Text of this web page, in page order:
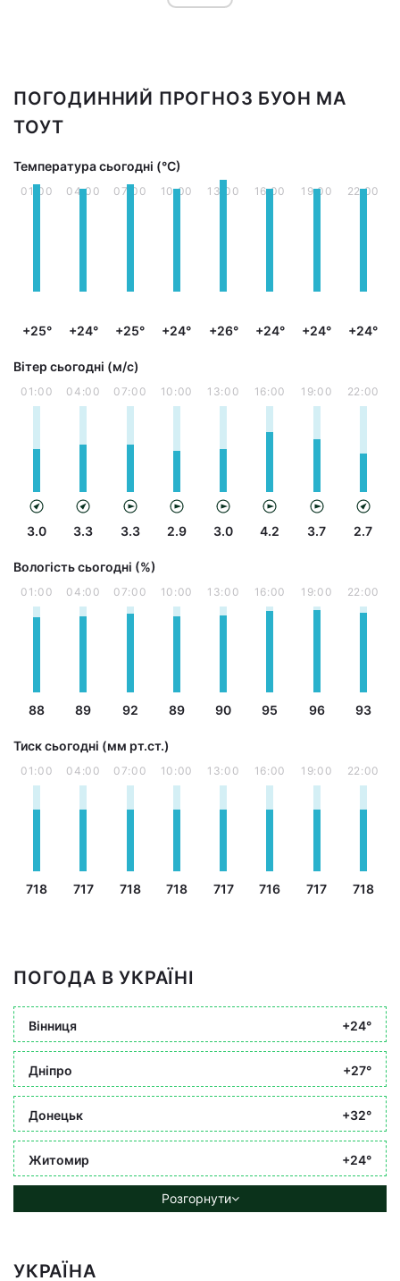
ПОГОДИННИЙ ПРОГНОЗ БУОН МА
ТОУТ
Температура сьогодні (°С)
01:00
+25°
04:00
+24°
07:00
+25°
10:00
+24°
13:00
+26°
16:00
+24°
19:00
+24°
22:00
+24°
Вітер сьогодні (м/с)
01:00
3.0
04:00
3.3
07:00
3.3
10:00
2.9
13:00
3.0
16:00
4.2
19:00
3.7
22:00
2.7
Вологість сьогодні (%)
01:00
88
04:00
89
07:00
92
10:00
89
13:00
90
16:00
95
19:00
96
22:00
93
Тиск сьогодні (мм рт.ст.)
01:00
718
04:00
717
07:00
718
10:00
718
13:00
717
16:00
716
19:00
717
22:00
718
ПОГОДА В УКРАЇНІ
Вінниця +24°
Дніпро +27°
Донецьк +32°
Житомир +24°
Розгорнути
УКРАЇНА